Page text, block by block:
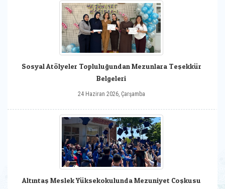
Sosyal Atölyeler Topluluğundan Mezunlara Teşekkür
Belgeleri
24 Haziran 2026, Çarşamba
Altıntaş Meslek Yüksekokulunda Mezuniyet Coşkusu